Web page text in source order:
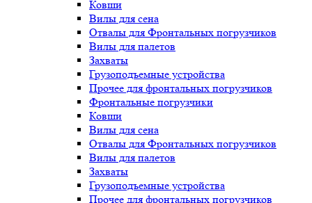
Ковши
Вилы для сена
Отвалы для Фронтальных погрузчиков
Вилы для палетов
Захваты
Грузоподъемные устройства
Прочее для фронтальных погрузчиков
Фронтальные погрузчики
Ковши
Вилы для сена
Отвалы для Фронтальных погрузчиков
Вилы для палетов
Захваты
Грузоподъемные устройства
Прочее для фронтальных погрузчиков